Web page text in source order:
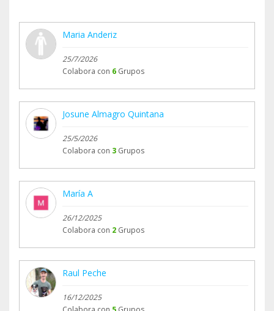
Maria Anderiz
25/7/2026
Colabora con 6 Grupos
Josune Almagro Quintana
25/5/2026
Colabora con 3 Grupos
María A
26/12/2025
Colabora con 2 Grupos
Raul Peche
16/12/2025